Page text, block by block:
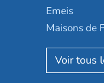
Domusvi
Happy
Aquarelia
Nexity
Emeis
Maisons de
Korian
Emera